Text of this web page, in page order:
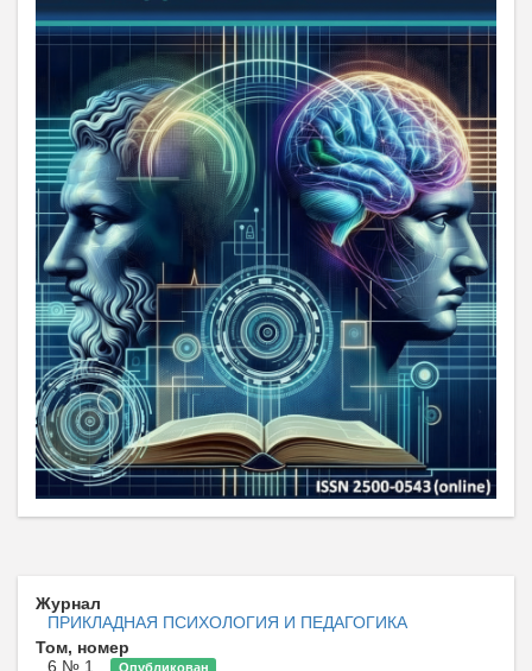
Журнал
ПРИКЛАДНАЯ ПСИХОЛОГИЯ И ПЕДАГОГИКА
Том, номер
6 № 1
Опубликован